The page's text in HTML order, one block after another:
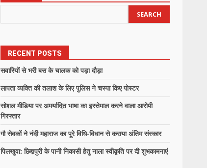
SEARCH
RECENT POSTS
सवारियों से भरी बस के चालक को पड़ा दौड़ा
लापता व्यक्ति की तलाश के लिए पुलिस ने चस्पा किए पोस्टर
सोशल मीडिया पर अमर्यादित भाषा का इस्तेमाल करने वाला आरोपी
गिरफ्तार
गौ सेवकों ने नंदी महाराज का पूरे विधि-विधान से कराया अंतिम संस्कार
पिलखुवा: छिद्दापुरी के पानी निकासी हेतु नाला स्वीकृति पर दी शुभकामनाएं